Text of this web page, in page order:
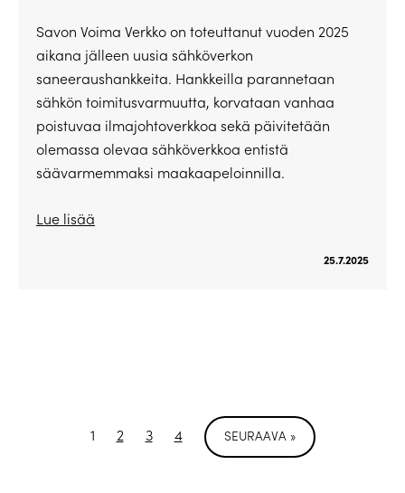
Savon Voima Verkko on toteuttanut vuoden 2025
aikana jälleen uusia sähköverkon
saneeraushankkeita. Hankkeilla parannetaan
sähkön toimitusvarmuutta, korvataan vanhaa
poistuvaa ilmajohtoverkkoa sekä päivitetään
olemassa olevaa sähköverkkoa entistä
säävarmemmaksi maakaapeloinnilla.
Lue lisää
25.7.2025
1 2 3 4 SEURAAVA »